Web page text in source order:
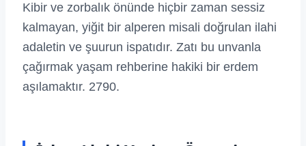
Kibir ve zorbalık önünde hiçbir zaman sessiz
kalmayan, yiğit bir alperen misali doğrulan ilahi
adaletin ve şuurun ispatıdır. Zatı bu unvanla
çağırmak yaşam rehberine hakiki bir erdem
aşılamaktır. 2790.